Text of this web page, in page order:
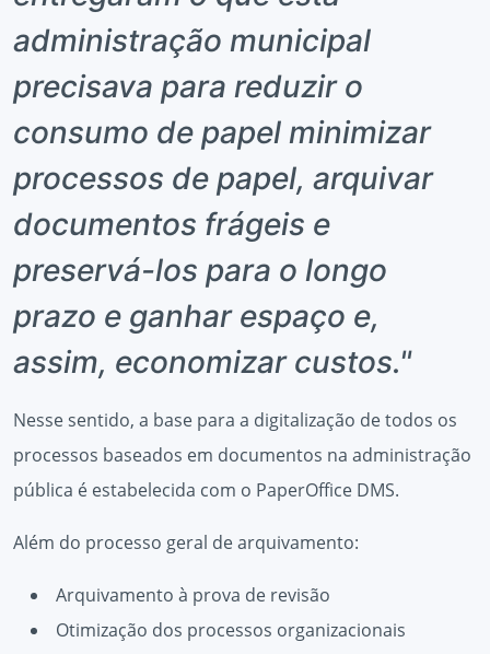
administração municipal
precisava para reduzir o
consumo de papel minimizar
processos de papel, arquivar
documentos frágeis e
preservá-los para o longo
prazo e ganhar espaço e,
assim, economizar custos."
Nesse sentido, a base para a digitalização de todos os
processos baseados em documentos na administração
pública é estabelecida com o PaperOffice DMS.
Além do processo geral de arquivamento:
Arquivamento à prova de revisão
Otimização dos processos organizacionais